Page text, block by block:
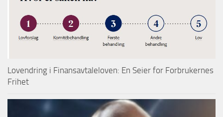
Lovendring i Finansavtaleloven: En Seier for Forbrukernes
Frihet